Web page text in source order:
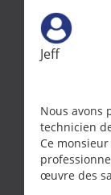
Jeff
Nous avons
technicien
Ce
œuvre des